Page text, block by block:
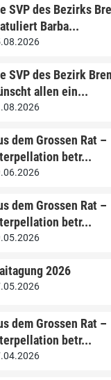
SVP des Bezirks
Barba...
SVP des Bezirk
allen ein...
dem Grossen Rat –
betr...
dem Grossen Rat –
betr...
2026
dem Grossen Rat –
betr...